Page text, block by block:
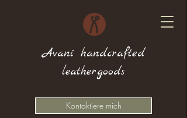
Avani handcrafted
leathergoods
Kontaktiere mich